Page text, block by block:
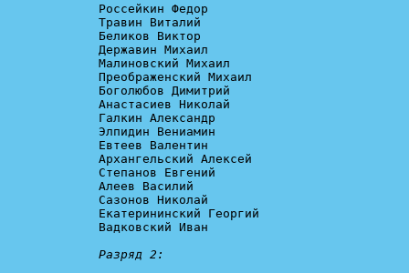
Россейкин Федор
Травин Виталий
Беликов Виктор
Державин Михаил
Малиновский Михаил
Преображенский Михаил
Боголюбов Димитрий
Анастасиев Николай
Галкин Александр
Элпидин Вениамин
Евтеев Валентин
Архангельский Алексей
Степанов Евгений
Алеев Василий
Сазонов Николай
Екатерининский Георгий
Вадковский Иван
Разряд 2: